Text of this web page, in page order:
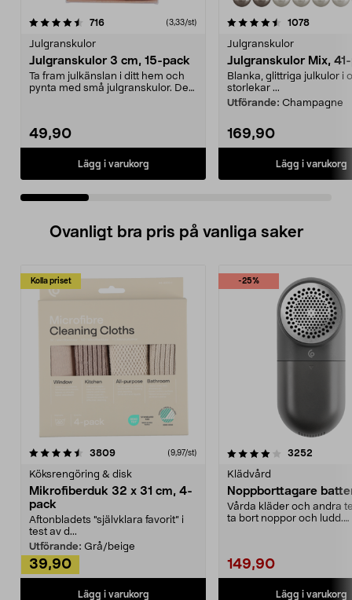
716recensioner (3,33/st)
Julgranskulor
Julgranskulor 3 cm, 15-pack
Ta fram julkänslan i ditt hem och
pynta med små julgranskulor. Den
49,90
Lägg i varukorg
4.5 av 5 stjärnor 1078
Julgranskulor
Julgranskulor Mix,
Blanka, glittriga julkulor i
storlekar ...
Utförande: Champagne
169,90
Lägg i varukorg
4.5 av 5 stjärnor
Ovanligt bra pris på vanliga saker
Kolla priset
3809recensioner (9,97/st)
Köksrengöring & disk
Mikrofiberduk 32 x 31 cm, 4-
pack
Aftonbladets "självklara favorit” i
test av d...
Utförande: Grå/beige
39,90
Lägg i varukorg
-25%
4.0av 5 stjärnor 3252
Klädvård
Noppborttagare
Vårda kläder och andra
ta bort noppor och ludd.
149,90
Lägg i varukorg
4.5av 5 stjärnor